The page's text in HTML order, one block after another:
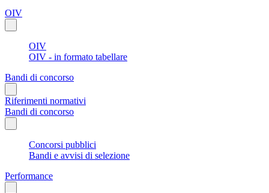
OIV
OIV
OIV - in formato tabellare
Bandi di concorso
Riferimenti normativi
Bandi di concorso
Concorsi pubblici
Bandi e avvisi di selezione
Performance